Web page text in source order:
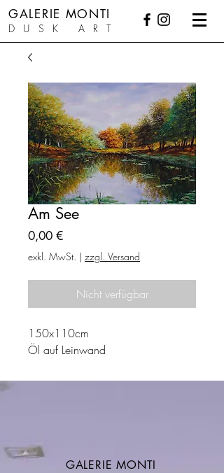
GALERIE MONTI
DUSK ART
Am See
0,00 €Preis
exkl. MwSt. | zzgl. Versand
Nicht verfügbar
150x110cm
Öl auf Leinwand
GALERIE MONTI